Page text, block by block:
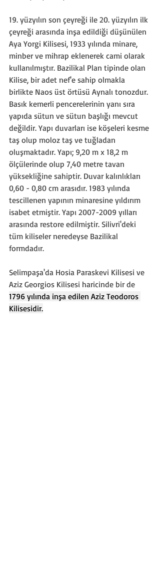
19. yüzyılın son çeyreği ile 20. yüzyılın ilk
çeyreği arasında inşa edildiği düşünülen
Aya Yorgi Kilisesi, 1933 yılında minare,
minber ve mihrap eklenerek cami olarak
kullanılmıştır. Bazilikal Plan tipinde olan
Kilise, bir adet nef'e sahip olmakla
birlikte Naos üst örtüsü Aynalı tonozdur.
Basık kemerli pencerelerinin yanı sıra
yapıda sütun ve sütun başlığı mevcut
değildir. Yapı duvarları ise köşeleri kesme
taş olup moloz taş ve tuğladan
oluşmaktadır. Yapı; 9,20 m x 18,2 m
ölçülerinde olup 7,40 metre tavan
yüksekliğine sahiptir. Duvar kalınlıkları
0,60 - 0,80 cm arasıdır. 1983 yılında
tescillenen yapının minaresine yıldırım
isabet etmiştir. Yapı 2007-2009 yılları
arasında restore edilmiştir. Silivri'deki
tüm kiliseler neredeyse Bazilikal
formdadır.
Selimpaşa'da Hosia Paraskevi Kilisesi ve
Aziz Georgios Kilisesi haricinde bir de
1796 yılında inşa edilen Aziz Teodoros
Kilisesidir.